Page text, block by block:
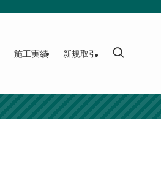
施工実績 新規取引